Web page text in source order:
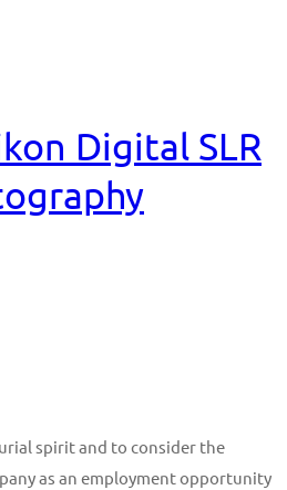
Digital SLR
spirit and to consider the
as an employment opportunity